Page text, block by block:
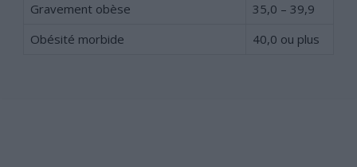
Gravement obèse
35,0 – 39,9
Obésité morbide
40,0 ou plus